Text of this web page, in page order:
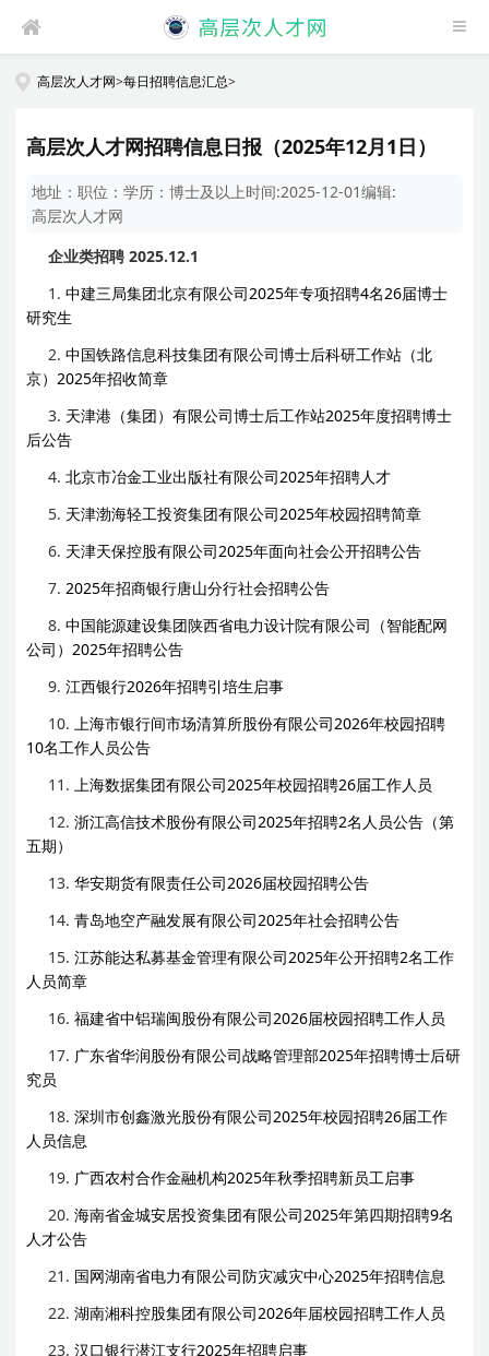
高层次人才网>每日招聘信息汇总>
高层次人才网招聘信息日报（2025年12月1日）
地址：职位：学历：博士及以上时间:2025-12-01编辑:
高层次人才网
企业类招聘 2025.12.1
1.中建三局集团北京有限公司2025年专项招聘4名26届博士
研究生
2.中国铁路信息科技集团有限公司博士后科研工作站（北
京）2025年招收简章
3. 天津港（集团）有限公司博士后工作站2025年度招聘博士
后公告
4.北京市冶金工业出版社有限公司2025年招聘人才
5. 天津渤海轻工投资集团有限公司2025年校园招聘简章
6. 天津天保控股有限公司2025年面向社会公开招聘公告
7. 2025年招商银行唐山分行社会招聘公告
8.中国能源建设集团陕西省电力设计院有限公司（智能配网
公司）2025年招聘公告
9.江西银行2026年招聘引培生启事
10. 上海市银行间市场清算所股份有限公司2026年校园招聘
10名工作人员公告
11. 上海数据集团有限公司2025年校园招聘26届工作人员
12.浙江高信技术股份有限公司2025年招聘2名人员公告（第
五期）
13.华安期货有限责任公司2026届校园招聘公告
14.青岛地空产融发展有限公司2025年社会招聘公告
15.江苏能达私募基金管理有限公司2025年公开招聘2名工作
人员简章
16.福建省中铝瑞闽股份有限公司2026届校园招聘工作人员
17. 广东省华润股份有限公司战略管理部2025年招聘博士后研
究员
18.深圳市创鑫激光股份有限公司2025年校园招聘26届工作
人员信息
19. 广西农村合作金融机构2025年秋季招聘新员工启事
20.海南省金城安居投资集团有限公司2025年第四期招聘9名
人才公告
21. 国网湖南省电力有限公司防灾减灾中心2025年招聘信息
22.湖南湘科控股集团有限公司2026年届校园招聘工作人员
23.汉口银行潜江支行2025年招聘启事